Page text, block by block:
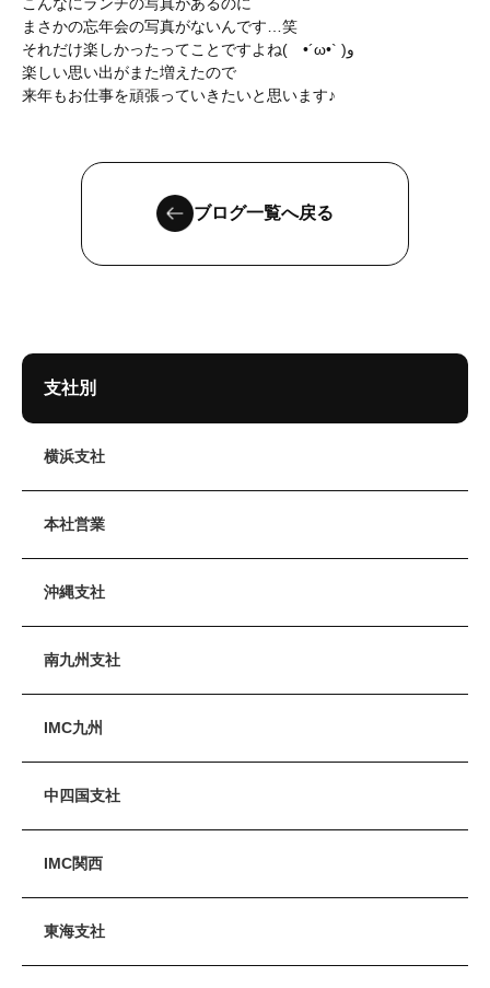
まさかの忘年会の写真がないんです…笑
それだけ楽しかったってことですよね( •´ω•` )ﻭ
楽しい思い出がまた増えたので
来年もお仕事を頑張っていきたいと思います♪
ブログ一覧へ戻る
支社別
横浜支社
本社営業
沖縄支社
南九州支社
IMC九州
中四国支社
IMC関西
東海支社